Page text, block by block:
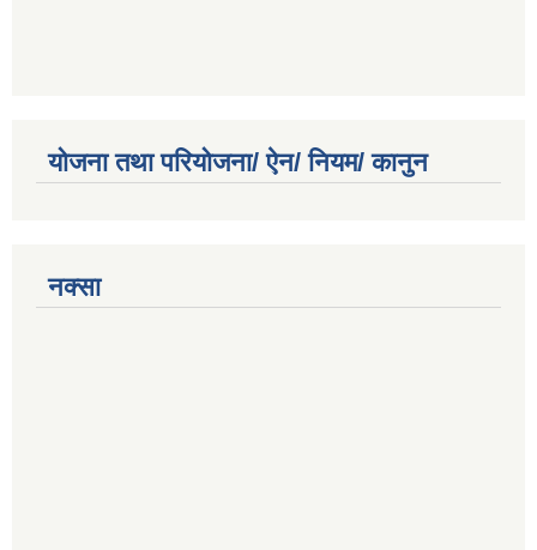
योजना तथा परियोजना/ ऐन/ नियम/ कानुन
नक्सा